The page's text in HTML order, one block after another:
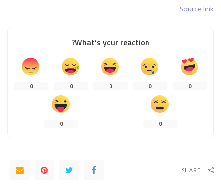
Source link
What’s your reaction?
0
0
0
0
0
0
0
SHARE